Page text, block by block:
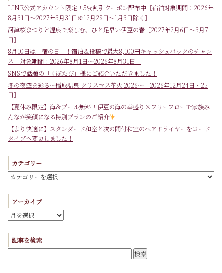
LINE公式アカウント限定！5％割引クーポン配布中［宿泊対象期間：2026年
8月31日～2027年3月31日※12月29日～1月3日除く］
河津桜まつりと温泉で楽しむ、ひと足早い伊豆の春［2027年2月6日～3月7
日］
8月10日は「宿の日」！宿泊＆投稿で最大8,100円キャッシュバックのチャン
ス［対象期間：2026年8月1日～2026年8月31日］
SNSで話題の「くぼたび」様にご紹介いただきました！
冬の夜空を彩る～稲取温泉 クリスマス花火 2026～［2026年12月24日・25
日］
【夏休み限定】海＆プール無料！伊豆の海の幸盛り×フリーフローで家族み
んなが笑顔になる特別プランのご紹介
【より快適に】スタンダード和室と次の間付和室のヘアドライヤーをコード
タイプへ変更しました！
カテゴリー
アーカイブ
記事を検索